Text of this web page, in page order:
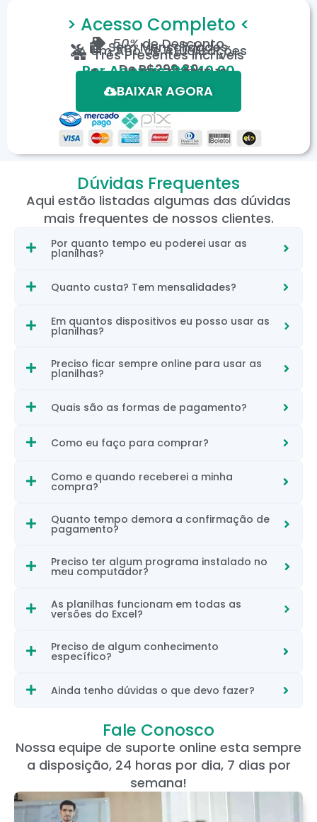
> Acesso Completo <
50%de Desconto
Sem Mensalidades
Um Ano de Atualizações
Três Presentes Incríveis
DeR$299,80
Por Apenas: R$149,90
Em até 12X de R$15,19
*Oferta válida por tempo limitado.
BAIXAR AGORA
Dúvidas Frequentes
Aqui estão listadas algumas das dúvidas
mais frequentes de nossos clientes.
Por quanto tempo eu poderei usar as
planilhas?
Quanto custa? Tem mensalidades?
Em quantos dispositivos eu posso usar as
planilhas?
Preciso ficar sempre online para usar as
planilhas?
Quais são as formas de pagamento?
Como eu faço para comprar?
Como e quando receberei a minha
compra?
Quanto tempo demora a confirmação de
pagamento?
Preciso ter algum programa instalado no
meu computador?
As planilhas funcionam em todas as
versões do Excel?
Preciso de algum conhecimento
específico?
Ainda tenho dúvidas o que devo fazer?
Fale Conosco
Nossa equipe de suporte online esta sempre
a disposição, 24 horas por dia, 7 dias por
semana!